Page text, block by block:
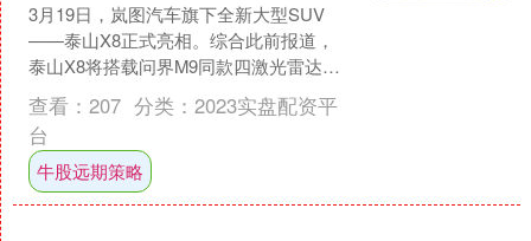
3月19日，岚图汽车旗下全新大型SUV
——泰山X8正式亮相。综合此前报道，
泰山X8将搭载问界M9同款四激光雷达，
并将首发华为全新一代交互座舱。 泰山
X8的产品力....
查看： 207 分类： 2023实盘配资平
台
牛股远期策略